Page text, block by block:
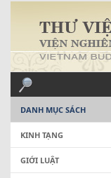
DANH MỤC SÁCH
KINH TẠNG
GIỚI LUẬT